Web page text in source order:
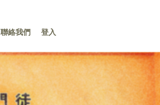
聯絡我們 登入